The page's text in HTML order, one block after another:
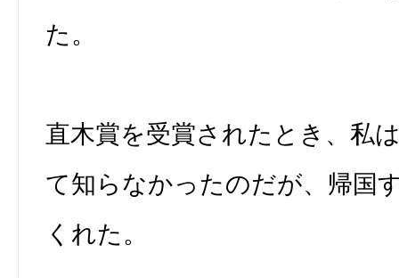
た。
直木賞を受賞されたとき、私
て知らなかったのだが、帰国
くれた。